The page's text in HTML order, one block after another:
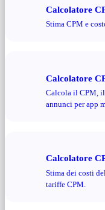
Calcolatore
Stima CPM e
Calcolatore
Calcola il CPM, il
annunci per app
Calcolatore
Stima dei costi
tariffe CPM.